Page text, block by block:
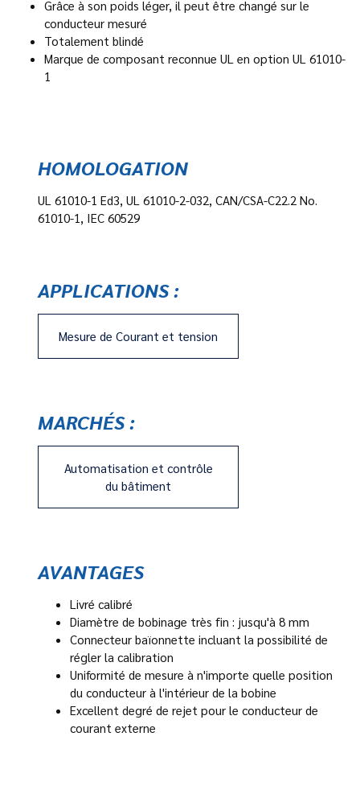
Grâce à son poids léger, il peut être changé sur le
conducteur mesuré
Totalement blindé
Marque de composant reconnue UL en option UL 61010-
1
HOMOLOGATION
UL 61010-1 Ed3, UL 61010-2-032, CAN/CSA-C22.2 No.
61010-1, IEC 60529
APPLICATIONS :
Mesure de Courant et tension
MARCHÉS :
Automatisation et contrôle
du bâtiment
AVANTAGES
Livré calibré
Diamètre de bobinage très fin : jusqu'à 8 mm
Connecteur baïonnette incluant la possibilité de
régler la calibration
Uniformité de mesure à n'importe quelle position
du conducteur à l'intérieur de la bobine
Excellent degré de rejet pour le conducteur de
courant externe